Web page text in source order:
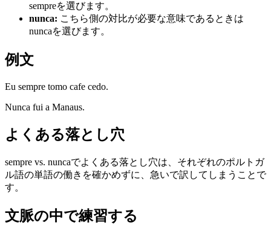
sempreを選びます。
nunca: こちら側の対比が必要な意味であるときは
nuncaを選びます。
例文
Eu sempre tomo cafe cedo.
Nunca fui a Manaus.
よくある落とし穴
sempre vs. nuncaでよくある落とし穴は、それぞれのポルトガ
ル語の単語の働きを確かめずに、急いで訳してしまうことで
す。
文脈の中で練習する